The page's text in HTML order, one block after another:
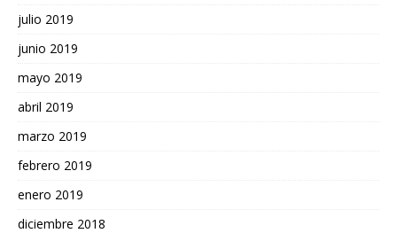
julio 2019
junio 2019
mayo 2019
abril 2019
marzo 2019
febrero 2019
enero 2019
diciembre 2018